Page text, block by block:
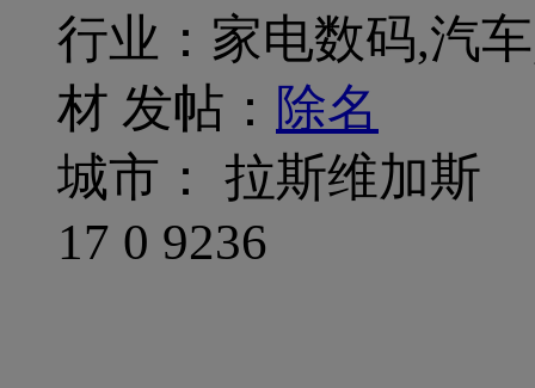
行业：家电数码,汽
材 发帖： 除名
城市： 拉斯维加斯
17 0 9236